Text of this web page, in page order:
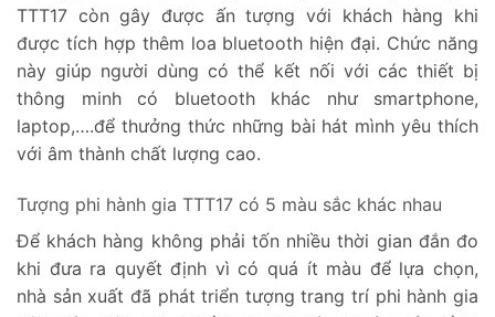
TTT17 còn gây được ấn tượng với khách hàng khi
được tích hợp thêm loa bluetooth hiện đại. Chức năng
này giúp người dùng có thể kết nối với các thiết bị
thông minh có bluetooth khác như smartphone,
laptop,….để thưởng thức những bài hát mình yêu thích
với âm thành chất lượng cao.
Tượng phi hành gia TTT17 có 5 màu sắc khác nhau
Để khách hàng không phải tốn nhiều thời gian đắn đo
khi đưa ra quyết định vì có quá ít màu để lựa chọn,
nhà sản xuất đã phát triển tượng trang trí phi hành gia